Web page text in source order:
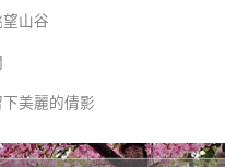
山谷
美麗的倩影